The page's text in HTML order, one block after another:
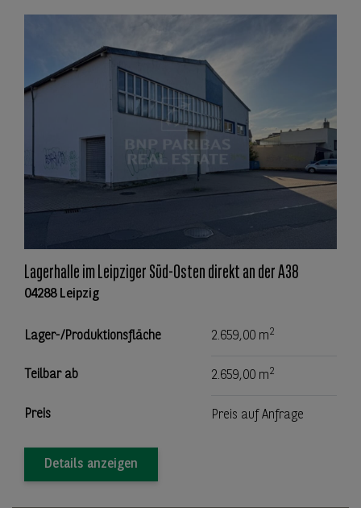
Lagerhalle im Leipziger Süd-Osten direkt an der A38
04288 Leipzig
Lager-/Produktionsfläche 2.659,00 m2
Teilbar ab 2.659,00 m2
Preis Preis auf Anfrage
Details anzeigen